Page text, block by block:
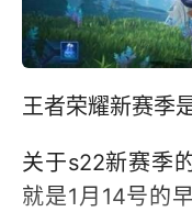
王者荣耀新赛季
关于s22新赛季
就是1月14号的